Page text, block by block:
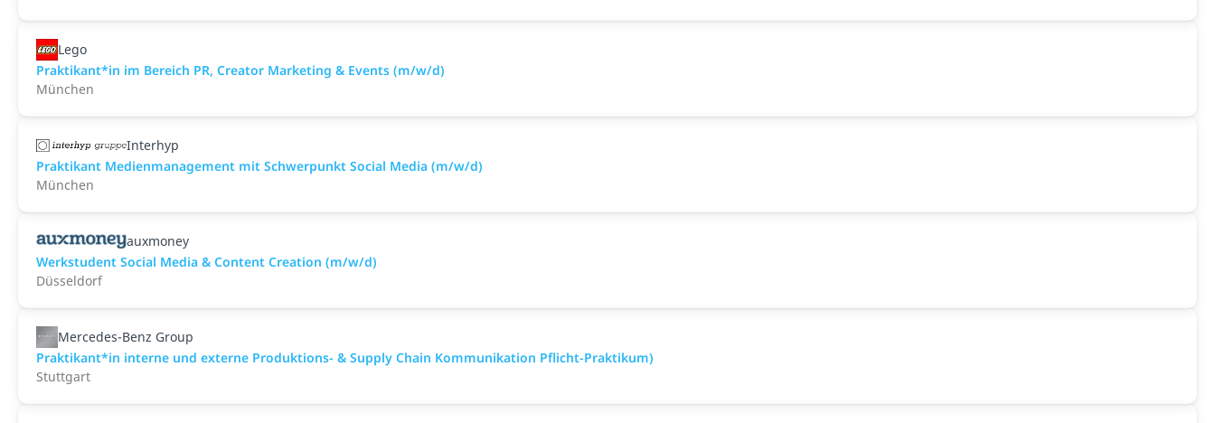
Lego
Praktikant*in im Bereich PR, Creator Marketing & Events (m/w/d)
München
Interhyp
Praktikant Medienmanagement mit Schwerpunkt Social Media (m/w/d)
München
auxmoney
Werkstudent Social Media & Content Creation (m/w/d)
Düsseldorf
Mercedes-Benz Group
Praktikant*in interne und externe Produktions- & Supply Chain Kommunikation Pflicht-Praktikum)
Stuttgart